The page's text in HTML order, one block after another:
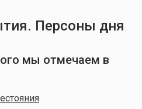
Персоны дня
мы отмечаем в